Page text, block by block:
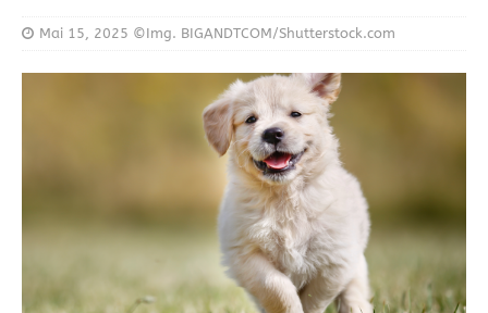
Mai 15, 2025 ©Img. BIGANDTCOM/Shutterstock.com